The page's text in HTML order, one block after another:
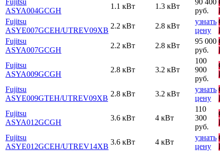
ASYA004GCGH
1.1 кВт 1.3 кВт
руб.
Fujitsu
ASYE007GCEH/UTREV09XB
2.2 кВт 2.8 кВт
узнать
цену
Fujitsu
ASYA007GCGH
2.2 кВт 2.8 кВт
95 000
руб.
Fujitsu
ASYA009GCGH
2.8 кВт 3.2 кВт
100
900
руб.
Fujitsu
ASYE009GTEH/UTREV09XB
2.8 кВт 3.2 кВт
узнать
цену
Fujitsu
ASYA012GCGH
3.6 кВт 4 кВт
110
300
руб.
Fujitsu
ASYE012GСEH/UTREV14XB
3.6 кВт 4 кВт
узнать
цену